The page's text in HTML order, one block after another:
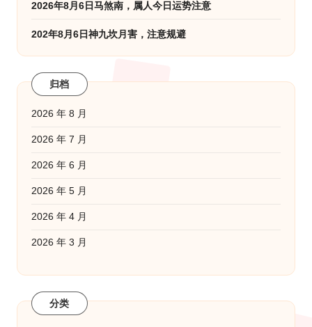
2026年8月6日马煞南，属人今日运势注意
202年8月6日神九坎月害，注意规避
归档
2026 年 8 月
2026 年 7 月
2026 年 6 月
2026 年 5 月
2026 年 4 月
2026 年 3 月
分类